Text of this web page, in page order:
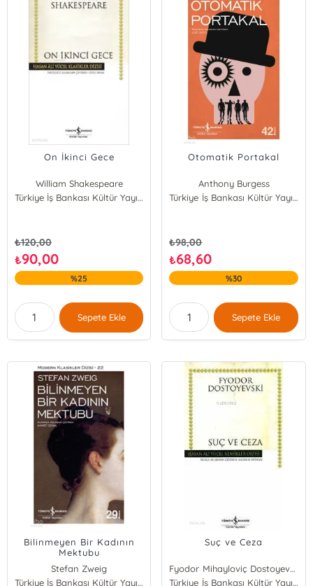
On İkinci Gece
William Shakespeare
Türkiye İş Bankası Kültür Yayınları
₺120,00
₺90,00
%25
Sepete Ekle
Otomatik Portakal
Anthony Burgess
Türkiye İş Bankası Kültür Yayınları
₺98,00
₺68,60
%30
Sepete Ekle
Bilinmeyen Bir Kadının
Mektubu
Stefan Zweig
Türkiye İş Bankası Kültür Yayınları
Suç ve Ceza
Fyodor Mihayloviç Dostoyevski
Türkiye İş Bankası Kültür Yayınları